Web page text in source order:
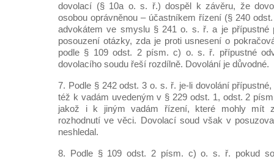
dovolací (§ 10a o. s. ř.) dospěl k závěru, že
osobou oprávněnou – účastníkem řízení (§ 240
advokátem ve smyslu § 241 o. s. ř. a je přípustné
posouzení otázky, zda je proti usnesení o
podle § 109 odst. 2 písm. c) o. s. ř. přípustné
dovolacího soudu řeší rozdílně. Dovolání je důvodné.
7. Podle § 242 odst. 3 o. s. ř. je-li dovolání
též k vadám uvedeným v § 229 odst. 1, odst. 2
jakož i k jiným vadám řízení, které mohly mít
rozhodnutí ve věci. Dovolací soud však v
neshledal.
8. Podle § 109 odst. 2 písm. c) o. s. ř. pokud